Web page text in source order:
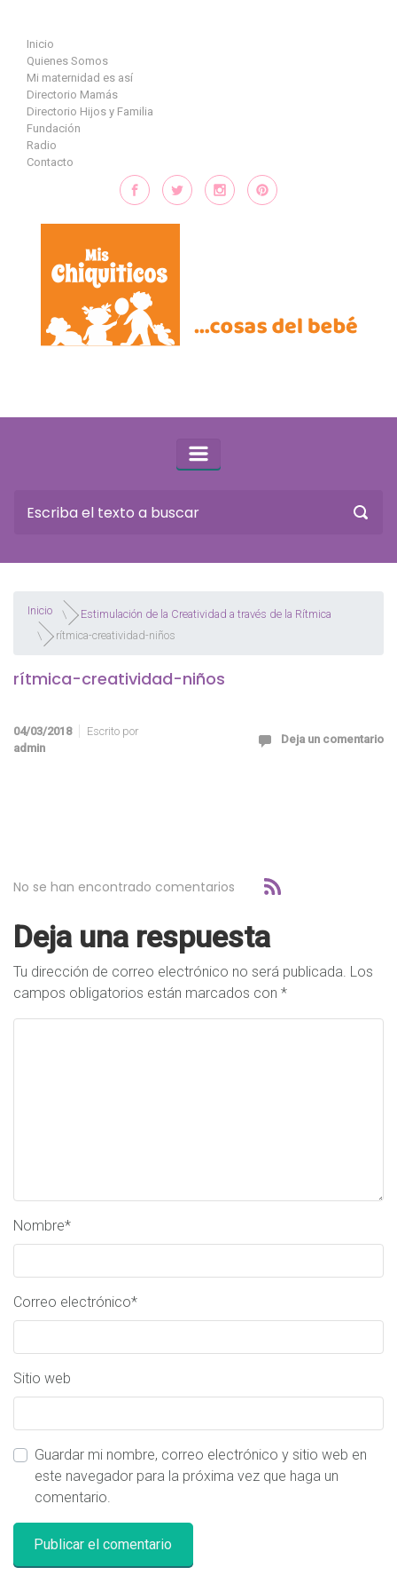
Inicio
Quienes Somos
Mi maternidad es así
Directorio Mamás
Directorio Hijos y Familia
Fundación
Radio
Contacto
Inicio
Estimulación de la Creatividad a través de la Rítmica
rítmica-creatividad-niños
rítmica-creatividad-niños
04/03/2018
Escrito por
admin
Deja un comentario
No se han encontrado comentarios
Deja una respuesta
Tu dirección de correo electrónico no será publicada. Los
campos obligatorios están marcados con *
Nombre*
Correo electrónico*
Sitio web
Guardar mi nombre, correo electrónico y sitio web en
este navegador para la próxima vez que haga un
comentario.